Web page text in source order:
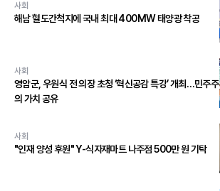
사회
해남 혈도간척지에 국내 최대 400MW 태양광 착공
사회
영암군, 우원식 전 의장 초청 ‘혁신공감 특강’ 개최…민주주
의 가치 공유
사회
"인재 양성 후원" Y-식자재마트 나주점 500만 원 기탁